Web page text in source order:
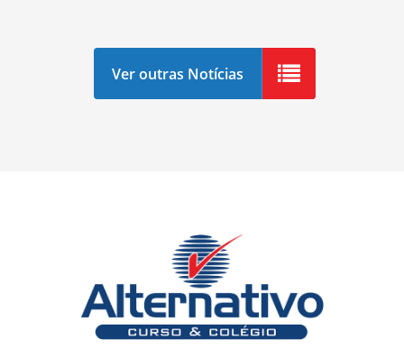
Ver outras Notícias